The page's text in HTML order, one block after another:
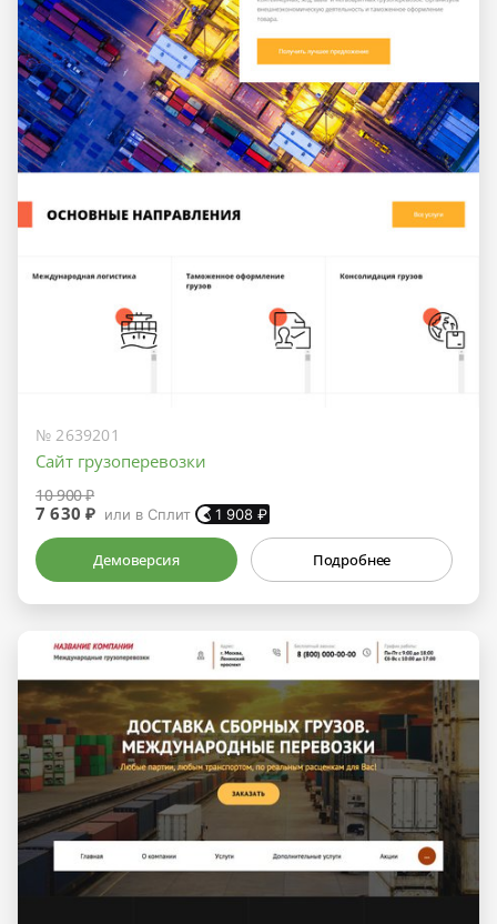
№ 2639201
Сайт грузоперевозки
10 900 ₽
7 630 ₽ или в Сплит 1 908 ₽
Демоверсия Подробнее